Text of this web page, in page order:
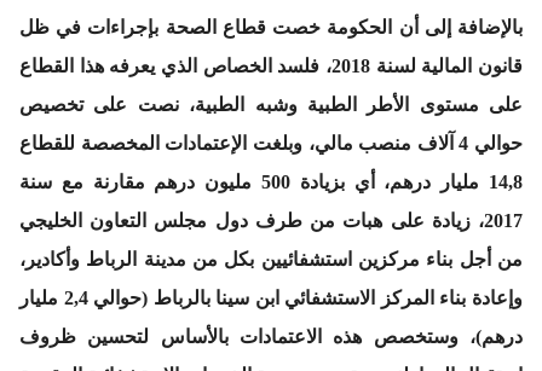
بالإضافة إلى أن الحكومة خصت قطاع الصحة بإجراءات في ظل
قانون المالية لسنة 2018، فلسد الخصاص الذي يعرفه هذا القطاع
على مستوى الأطر الطبية وشبه الطبية، نصت على تخصيص
حوالي 4 آلاف منصب مالي، وبلغت الإعتمادات المخصصة للقطاع
14,8 مليار درهم، أي بزيادة 500 مليون درهم مقارنة مع سنة
2017، زيادة على هبات من طرف دول مجلس التعاون الخليجي
من أجل بناء مركزين استشفائيين بكل من مدينة الرباط وأكادير،
وإعادة بناء المركز الاستشفائي ابن سينا بالرباط (حوالي 2,4 مليار
درهم)، وستخصص هذه الاعتمادات بالأساس لتحسين ظروف